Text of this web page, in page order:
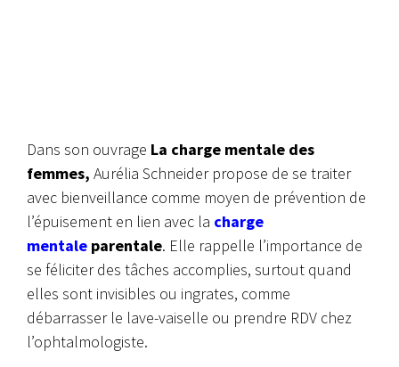
Dans son ouvrage La charge mentale des
femmes, Aurélia Schneider propose de se traiter
avec bienveillance comme moyen de prévention de
l’épuisement en lien avec la charge
mentale parentale. Elle rappelle l’importance de
se féliciter des tâches accomplies, surtout quand
elles sont invisibles ou ingrates, comme
débarrasser le lave-vaiselle ou prendre RDV chez
l’ophtalmologiste.